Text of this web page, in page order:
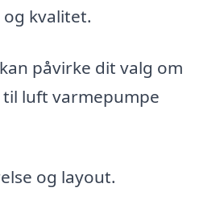
kvalitet.
påvirke dit valg om
luft varmepumpe
og layout.